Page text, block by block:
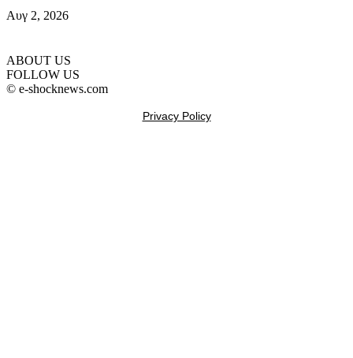
Αυγ 2, 2026
ABOUT US
FOLLOW US
© e-shocknews.com
Privacy Policy